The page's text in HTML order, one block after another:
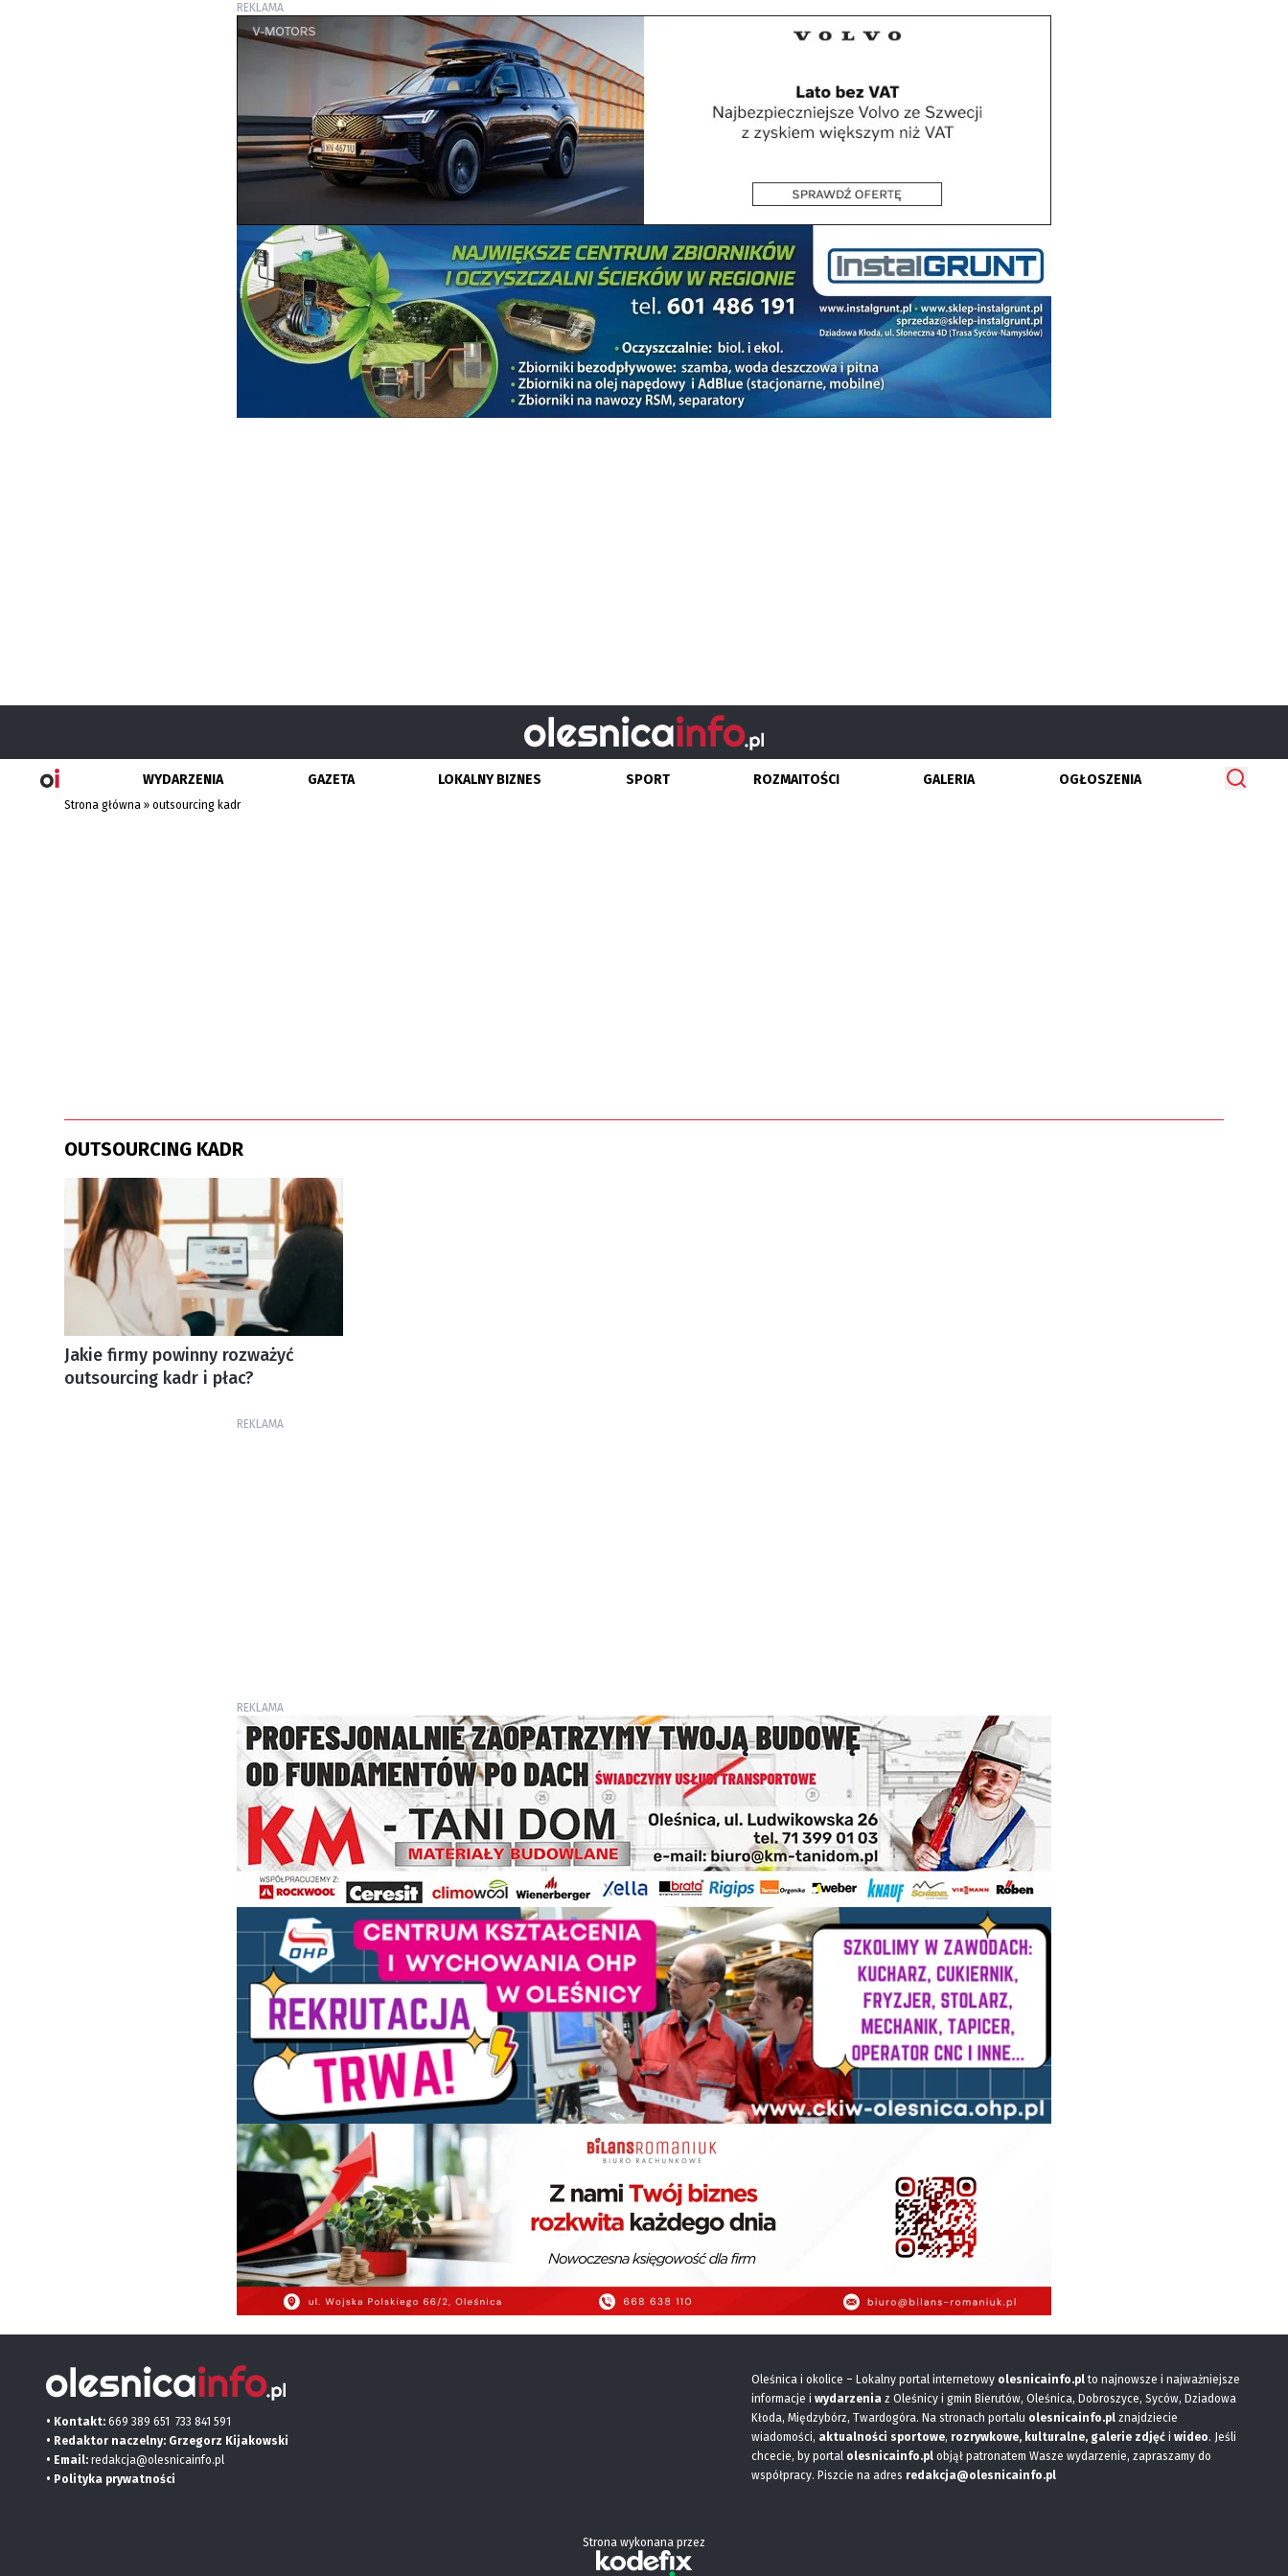
REKLAMA
WYDARZENIA GAZETA LOKALNY BIZNES SPORT ROZMAITOŚCI GALERIA OGŁOSZENIA
Strona główna »outsourcing kadr
OUTSOURCING KADR
Jakie firmy powinny rozważyć
outsourcing kadr i płac?
REKLAMA
REKLAMA
• Kontakt: 669 389 651 733 841 591
• Redaktor naczelny: Grzegorz Kijakowski
• Email: redakcja@olesnicainfo.pl
• Polityka prywatności
Oleśnica i okolice – Lokalny portal internetowy olesnicainfo.plto najnowsze i najważniejsze
informacje i wydarzenia z Oleśnicy i gmin Bierutów, Oleśnica, Dobroszyce, Syców, Dziadowa
Kłoda, Międzybórz, Twardogóra. Na stronach portalu olesnicainfo.pl znajdziecie
wiadomości, aktualności sportowe, rozrywkowe, kulturalne, galerie zdjęć i wideo. Jeśli
chcecie, by portal olesnicainfo.pl objął patronatem Wasze wydarzenie, zapraszamy do
współpracy. Piszcie na adres redakcja@olesnicainfo.pl
Strona wykonana przez